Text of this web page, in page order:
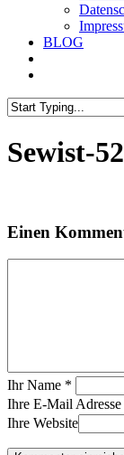
BLOG
Sewist-
Einen
Ihr Name *
Ihre E-Mail Adresse
Ihre Website